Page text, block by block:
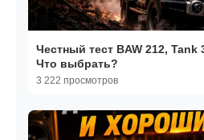
Честный тест BAW 212, Tank
Что выбрать?
3 222 просмотров